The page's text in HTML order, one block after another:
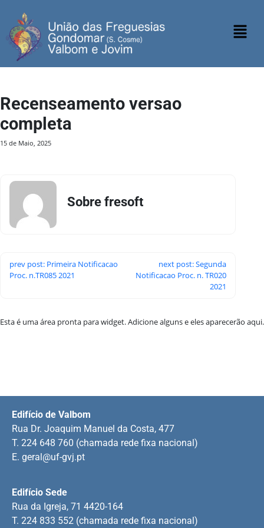
Recenseamento versao
completa
15 de Maio, 2025
Sobre fresoft
prev post: Primeira Notificacao
Proc. n.TR085 2021
next post: Segunda
Notificacao Proc. n. TR020
2021
Esta é uma área pronta para widget. Adicione alguns e eles aparecerão aqui.
Edifício Sede
Rua da Igreja, 71 4420-164
T. 224 833 552 (chamada rede fixa nacional)
Edifício de Valbom
Rua Dr. Joaquim Manuel da Costa, 477
T. 224 648 760 (chamada rede fixa nacional)
E. geral@uf-gvj.pt